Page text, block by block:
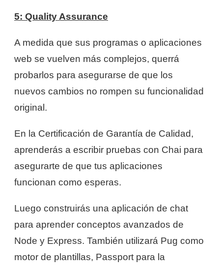
5: Quality Assurance
A medida que sus programas o aplicaciones
web se vuelven más complejos, querrá
probarlos para asegurarse de que los
nuevos cambios no rompen su funcionalidad
original.
En la Certificación de Garantía de Calidad,
aprenderás a escribir pruebas con Chai para
asegurarte de que tus aplicaciones
funcionan como esperas.
Luego construirás una aplicación de chat
para aprender conceptos avanzados de
Node y Express. También utilizará Pug como
motor de plantillas, Passport para la